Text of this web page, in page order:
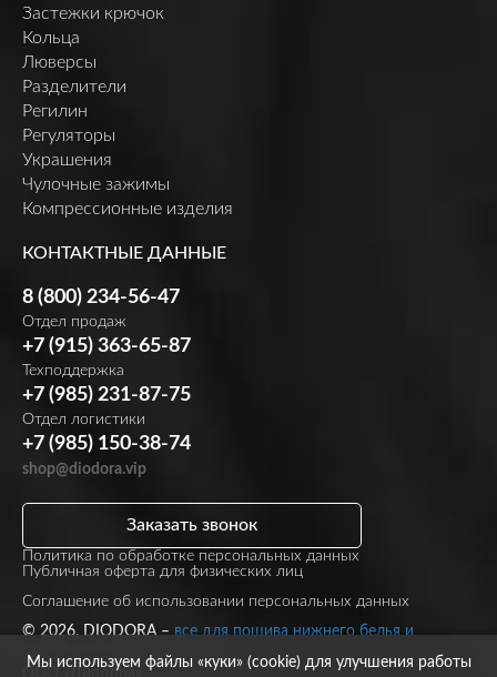
Застежки крючок
Кольца
Люверсы
Разделители
Регилин
Регуляторы
Украшения
Чулочные зажимы
Компрессионные изделия
КОНТАКТНЫЕ ДАННЫЕ
8 (800) 234-56-47
Отдел продаж
+7 (915) 363-65-87
Техподдержка
+7 (985) 231-87-75
Отдел логистики
+7 (985) 150-38-74
shop@diodora.vip
Политика по обработке персональных данных
Публичная оферта для физических лиц
Заказать звонок
Соглашение об использовании персональных данных
© 2026, DIODORA –все для пошива нижнего белья и
ООО «Диодора»
Мы используем файлы «куки» (cookie) для улучшения работы